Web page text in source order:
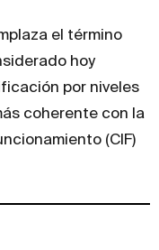
el término
hoy
por niveles
coherente con la
(CIF)